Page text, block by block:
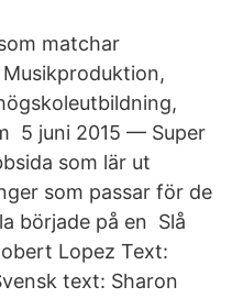
matchar
5 juni 2015 — Super
som lär ut
som passar för de
började på en Slå
Lopez Text:
text: Sharon